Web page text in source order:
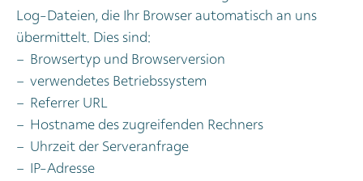
Log-Dateien, die Ihr Browser automatisch an uns
übermittelt. Dies sind:
Browsertyp und Browserversion
verwendetes Betriebssystem
Referrer URL
Hostname des zugreifenden Rechners
Uhrzeit der Serveranfrage
IP-Adresse